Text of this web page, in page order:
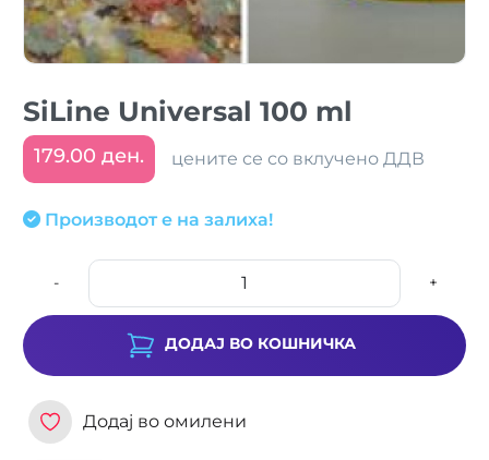
SiLine Universal 100 ml
179.00 ден. цените се со вклучено ДДВ
Производот е на залиха!
- +
ДОДАЈ ВО КОШНИЧКА
Додај во омилени